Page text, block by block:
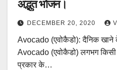
अद्भुत भोजन।
DECEMBER 20, 2020
Avocado (एवोकैडो): दैनिक खाने
Avocado (एवोकैडो) लगभग
प्रकार के…